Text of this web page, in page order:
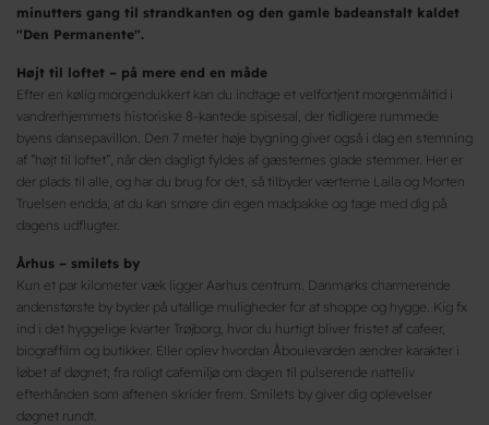
minutters gang til strandkanten og den gamle badeanstalt kaldet
"Den Permanente".
Højt til loftet – på mere end en måde
Efter en kølig morgendukkert kan du indtage et velfortjent morgenmåltid i
vandrerhjemmets historiske 8-kantede spisesal, der tidligere rummede
byens dansepavillon. Den 7 meter høje bygning giver også i dag en stemning
af ”højt til loftet”, når den dagligt fyldes af gæsternes glade stemmer. Her er
der plads til alle, og har du brug for det, så tilbyder værterne Laila og Morten
Truelsen endda, at du kan smøre din egen madpakke og tage med dig på
dagens udflugter.
Århus – smilets by
Kun et par kilometer væk ligger Aarhus centrum. Danmarks charmerende
andenstørste by byder på utallige muligheder for at shoppe og hygge. Kig fx
ind i det hyggelige kvarter Trøjborg, hvor du hurtigt bliver fristet af cafeer,
biograffilm og butikker. Eller oplev hvordan Åboulevarden ændrer karakter i
løbet af døgnet; fra roligt cafemiljø om dagen til pulserende natteliv
efterhånden som aftenen skrider frem. Smilets by giver dig oplevelser
døgnet rundt.